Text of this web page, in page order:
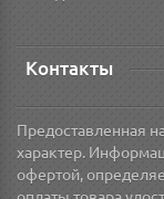
Контакты
Предоставленная
характер.
офертой,